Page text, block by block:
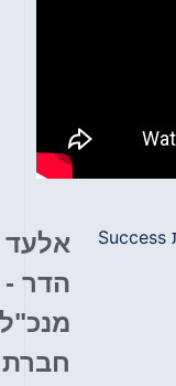
אלעד
הדר -
מנכ"ל
חברת